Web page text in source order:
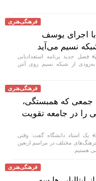
فرهنگی‌هنری
اجرای یوسف
نسیم می‌آید
فصل جدید برنامه استعدادیابی
از شبکه نسیم روی آنتن
فرهنگی‌هنری
جمعی که همبستگی،
را در جامعه تقویت
یک استاد دانشگاه گفت: وقتی
مختلف در مراسم اربعین
هستیم.
فرهنگی‌هنری